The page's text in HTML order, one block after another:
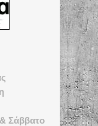
Σάββατο